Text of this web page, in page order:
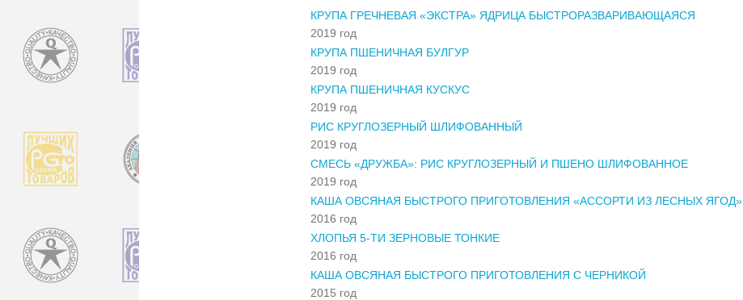
КРУПА ГРЕЧНЕВАЯ «ЭКСТРА» ЯДРИЦА БЫСТРОРАЗВАРИВАЮЩАЯСЯ
2019 год
КРУПА ПШЕНИЧНАЯ БУЛГУР
2019 год
КРУПА ПШЕНИЧНАЯ КУСКУС
2019 год
РИС КРУГЛОЗЕРНЫЙ ШЛИФОВАННЫЙ
2019 год
СМЕСЬ «ДРУЖБА»: РИС КРУГЛОЗЕРНЫЙ И ПШЕНО ШЛИФОВАННОЕ
2019 год
КАША ОВСЯНАЯ БЫСТРОГО ПРИГОТОВЛЕНИЯ «АССОРТИ ИЗ ЛЕСНЫХ ЯГОД»
2016 год
ХЛОПЬЯ 5-ТИ ЗЕРНОВЫЕ ТОНКИЕ
2016 год
КАША ОВСЯНАЯ БЫСТРОГО ПРИГОТОВЛЕНИЯ С ЧЕРНИКОЙ
2015 год